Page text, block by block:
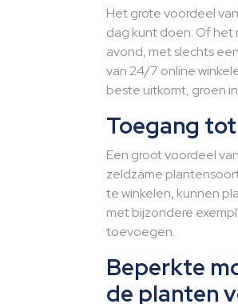
Het grote voordeel
dag kunt doen. Of het
avond, met slechts
van 24/7 online
beste uitkomt, groen
Toegang
Een groot voordeel
zeldzame
te winkelen, kunnen
met bijzondere
toevoegen.
Beperkte
de planten